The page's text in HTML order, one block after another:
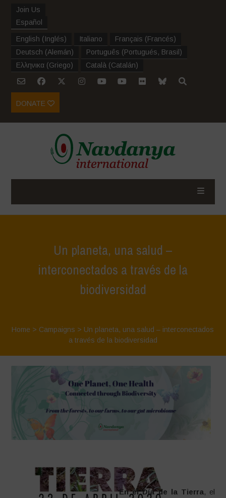
Join Us
Español
English (Inglés) Italiano Français (Francés)
Deutsch (Alemán) Português (Portugués, Brasil )
Ελληνικα (Griego) Català (Catalán)
DONATE
Un planeta, una salud –
interconectados a través de la
biodiversidad
Home > Campaigns > Un planeta, una salud – interconectados
a través de la biodiversidad
En el Día de la Tierra, el